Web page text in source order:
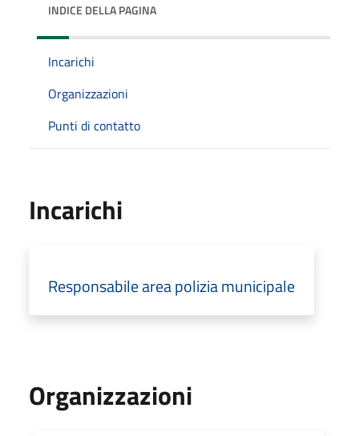
INDICE DELLA PAGINA
Incarichi
Organizzazioni
Punti di contatto
Incarichi
Responsabile area polizia municipale
Organizzazioni